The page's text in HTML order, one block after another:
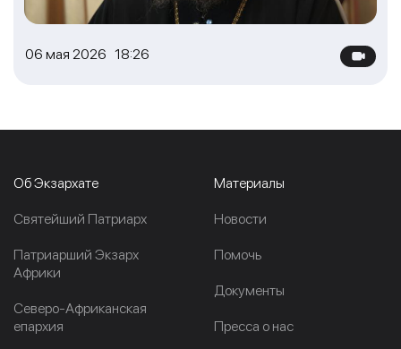
06 мая 2026 18:26
Об Экзархате
Cвятейший Патриарх
Патриарший Экзарх
Африки
Северо-Африканская
епархия
Материалы
Новости
Помочь
Документы
Пресса о нас